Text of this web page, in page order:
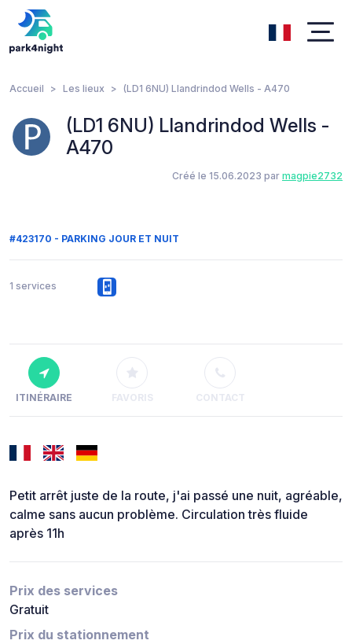
Accueil Les lieux (LD1 6NU) Llandrindod Wells - A470
(LD1 6NU) Llandrindod Wells -
A470
Créé le 15.06.2023 par magpie2732
#423170 - PARKING JOUR ET NUIT
1 services
ITINÉRAIRE FAVORIS CONTACT
Petit arrêt juste de la route, j'ai passé une nuit, agréable,
calme sans aucun problème. Circulation très fluide
après 11h
Prix des services
Gratuit
Prix du stationnement